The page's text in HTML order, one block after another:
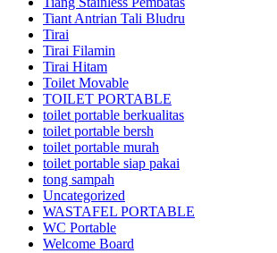
Tiant Antrian Tali Bludru
Tirai
Tirai Filamin
Tirai Hitam
Toilet Movable
TOILET PORTABLE
toilet portable berkualitas
toilet portable bersh
toilet portable murah
toilet portable siap pakai
tong sampah
Uncategorized
WASTAFEL PORTABLE
WC Portable
Welcome Board